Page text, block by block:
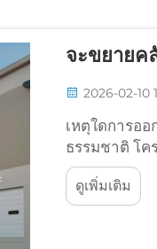
จะขยายค
2026-02-10
เหตุใดการอ
ธรรมชาติ โค
สามารถต่อเ
การออกแบ
ดูเพิ่มเติม